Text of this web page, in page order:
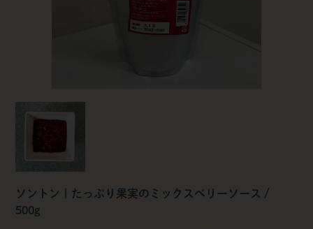
ソントン | たっぷり果実のミックスベリーソース /
500g